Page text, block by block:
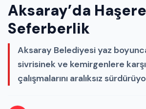
Aksaray’da
Seferberlik
Aksaray Belediyesi yaz
sivrisinek ve kemirgenlere
çalışmalarını aralıksız